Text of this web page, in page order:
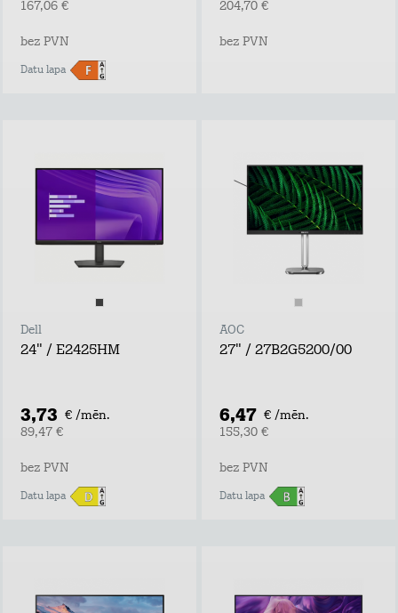
167,06 €
bez PVN
Datu lapa
204,70 €
bez PVN
Dell
24" / E2425HM
3,73 € /mēn.
89,47 €
bez PVN
Datu lapa
AOC
27" / 27B2G5200/00
6,47 € /mēn.
155,30 €
bez PVN
Datu lapa